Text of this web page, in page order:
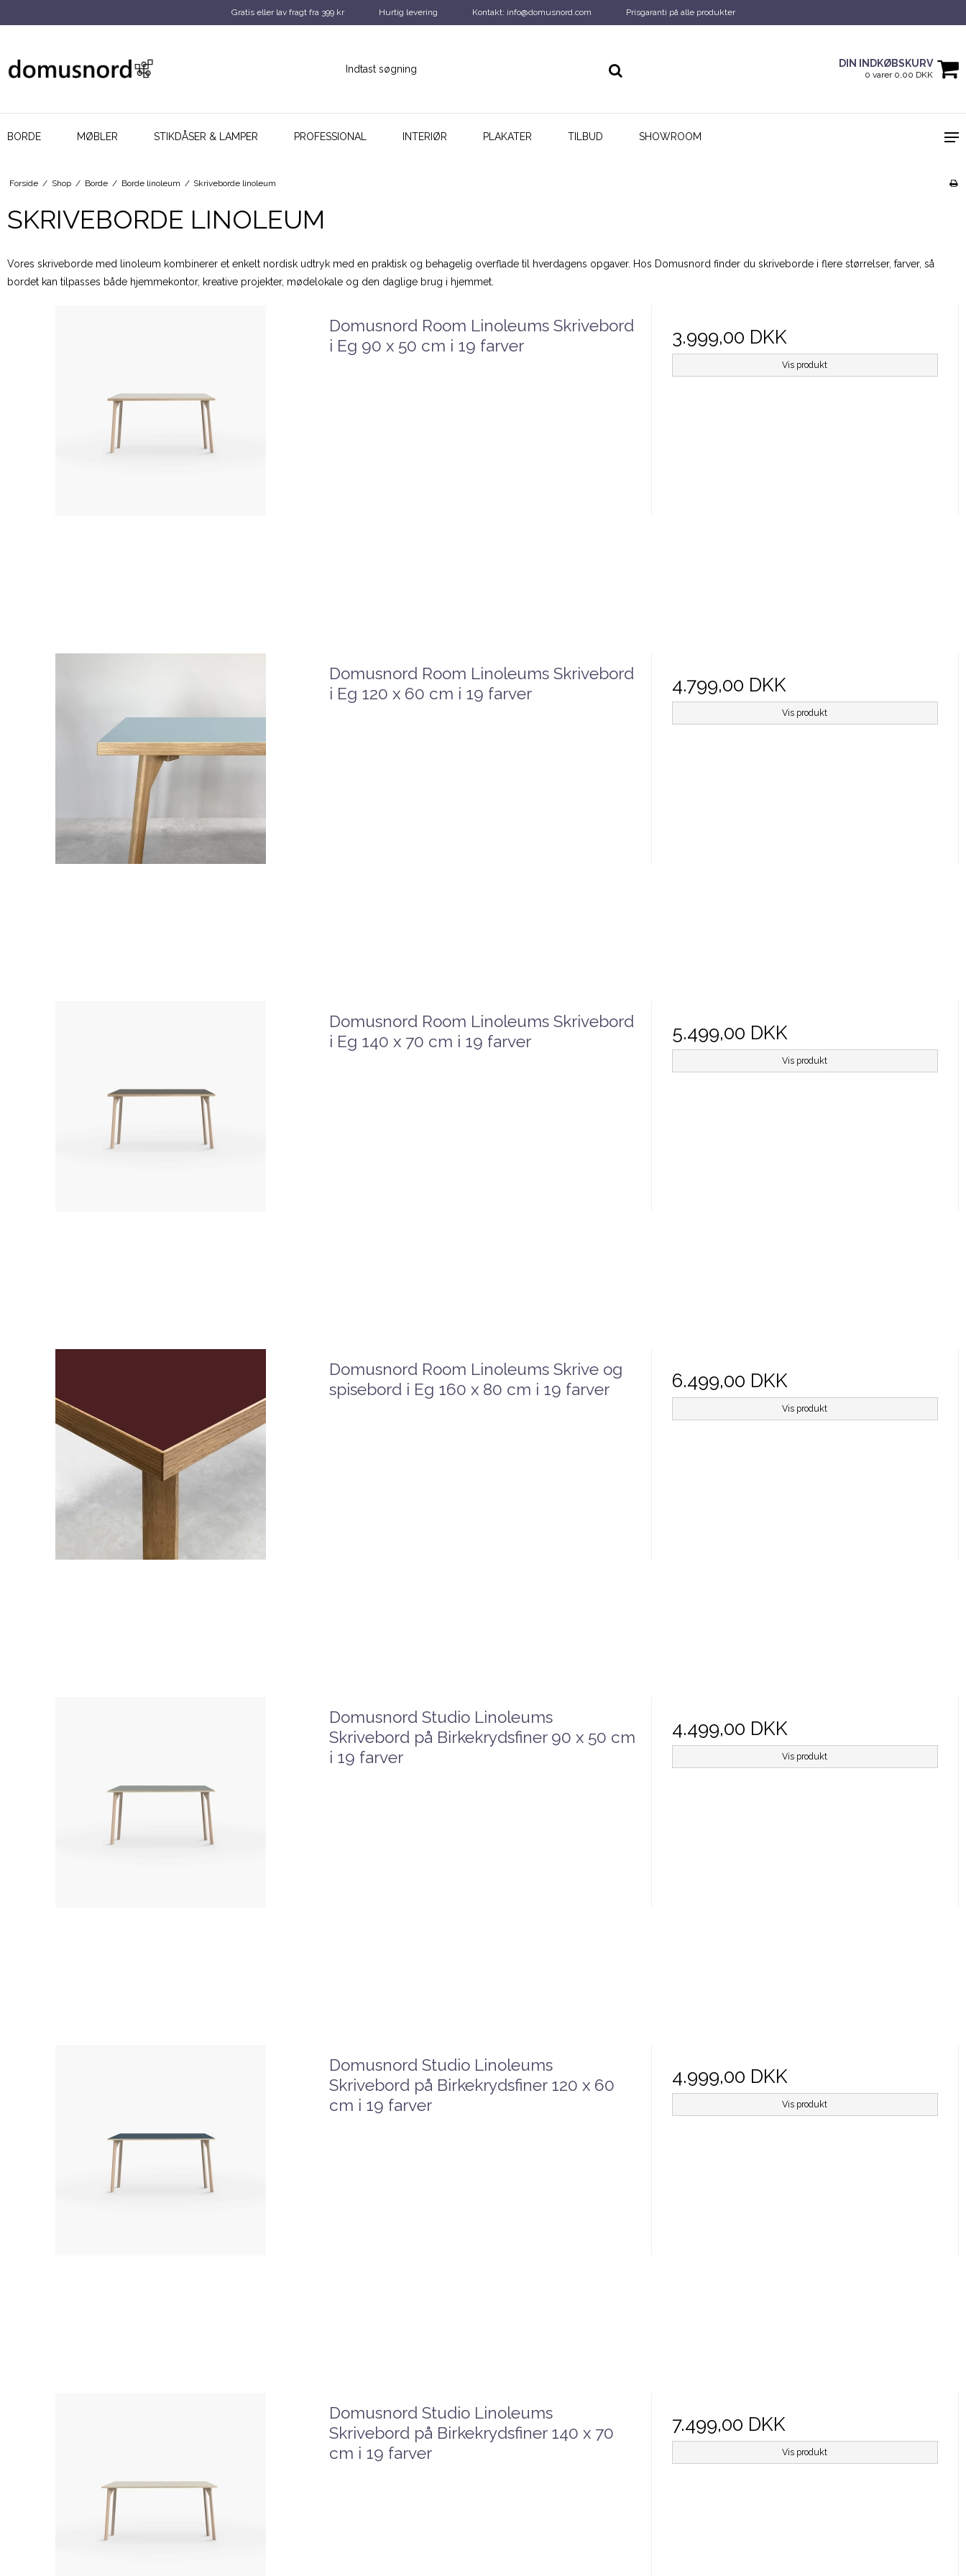
Gratis eller lav fragt fra 399 kr Hurtig levering Kontakt: info@domusnord.com Prisgaranti på alle produkter
DIN INDKØBSKURV
0 varer 0,00 DKK
BORDE MØBLER STIKDÅSER & LAMPER PROFESSIONAL INTERIØR PLAKATER TILBUD SHOWROOM
Forside / Shop / Borde / Borde linoleum / Skriveborde linoleum
SKRIVEBORDE LINOLEUM
Vores skriveborde med linoleum kombinerer et enkelt nordisk udtryk med en praktisk og behagelig overflade til hverdagens opgaver. Hos Domusnord finder du skriveborde i flere størrelser, farver, så
bordet kan tilpasses både hjemmekontor, kreative projekter, mødelokale og den daglige brug i hjemmet.
Domusnord Room Linoleums Skrivebord
i Eg 90 x 50 cm i 19 farver
3.999,00 DKK
Vis produkt
Domusnord Room Linoleums Skrivebord
i Eg 120 x 60 cm i 19 farver
4.799,00 DKK
Vis produkt
Domusnord Room Linoleums Skrivebord
i Eg 140 x 70 cm i 19 farver
5.499,00 DKK
Vis produkt
Domusnord Room Linoleums Skrive og
spisebord i Eg 160 x 80 cm i 19 farver
6.499,00 DKK
Vis produkt
Domusnord Studio Linoleums
Skrivebord på Birkekrydsfiner 90 x 50 cm
i 19 farver
4.499,00 DKK
Vis produkt
Domusnord Studio Linoleums
Skrivebord på Birkekrydsfiner 120 x 60
cm i 19 farver
4.999,00 DKK
Vis produkt
Domusnord Studio Linoleums
Skrivebord på Birkekrydsfiner 140 x 70
cm i 19 farver
7.499,00 DKK
Vis produkt